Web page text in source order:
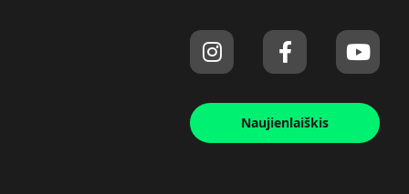
Naujienlaiškis